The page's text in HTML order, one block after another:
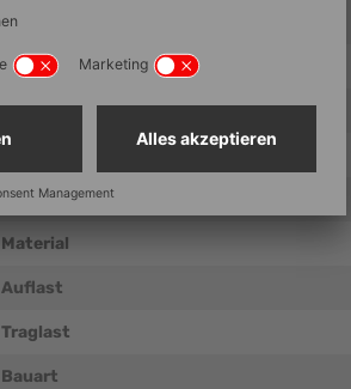
Lebensmittelechtheit
Breite (Außenmaß, mm ± 5 mm)
Tiefe (Außenmaß, mm ± 5 mm)
Höhe (Außenmaß, mm ± 5 mm)
Lichtes Maß Breite (mm ± 5 mm)
Material
Auflast
Traglast
Bauart